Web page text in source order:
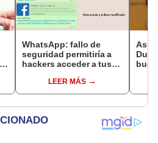
WhatsApp: fallo de
seguridad permitiría a
hackers acceder a tus
[FOTOS]LEER MÁS
Duo